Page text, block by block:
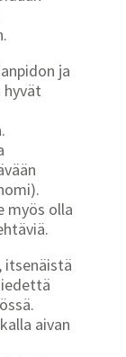
ja
hyvät
myös olla
itsenäistä
aivan